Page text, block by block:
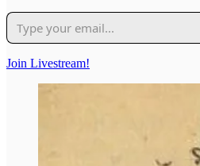
Join Livestream!